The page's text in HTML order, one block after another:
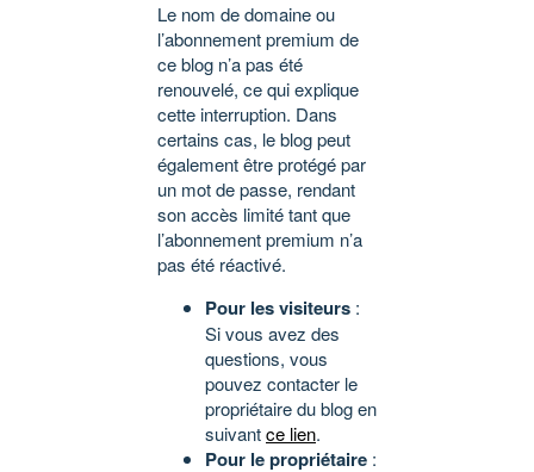
Le nom de domaine ou
l’abonnement premium de
ce blog n’a pas été
renouvelé, ce qui explique
cette interruption. Dans
certains cas, le blog peut
également être protégé par
un mot de passe, rendant
son accès limité tant que
l’abonnement premium n’a
pas été réactivé.
Pour les visiteurs :
Si vous avez des
questions, vous
pouvez contacter le
propriétaire du blog en
suivantce lien.
Pour le propriétaire :